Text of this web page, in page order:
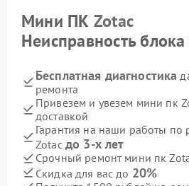
Мини ПК Zotac
Неисправность
Бесплатная диагностика
ремонта
Привезем и увезем мини пк
доставкой
Гарантия на наши работы по
Zotac до 3-х лет
Срочный ремонт мини пк
Скидка для вас до 20%